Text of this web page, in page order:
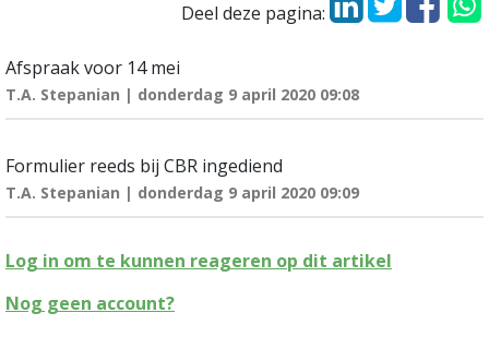
Deel deze pagina:
Afspraak voor 14 mei
T.A. Stepanian | donderdag 9 april 2020 09:08
Formulier reeds bij CBR ingediend
T.A. Stepanian | donderdag 9 april 2020 09:09
Log in om te kunnen reageren op dit artikel
Nog geen account?